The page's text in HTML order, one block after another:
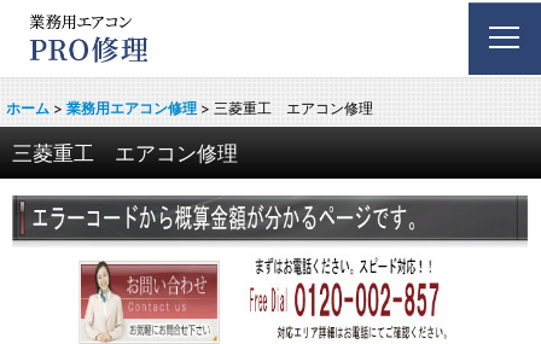
ホーム > 業務用エアコン修理 > 三菱重工 エアコン修理
三菱重工 エアコン修理